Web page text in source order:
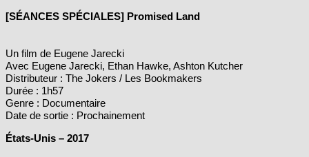
[SÉANCES SPÉCIALES] Promised Land
Un film de Eugene Jarecki
Avec Eugene Jarecki, Ethan Hawke, Ashton Kutcher
Distributeur : The Jokers / Les Bookmakers
Durée : 1h57
Genre : Documentaire
Date de sortie : Prochainement
États-Unis – 2017